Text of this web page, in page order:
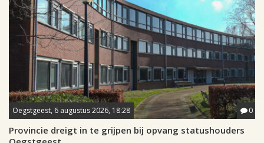
Oegstgeest, 6 augustus 2026, 18:28 0
Provincie dreigt in te grijpen bij opvang statushouders